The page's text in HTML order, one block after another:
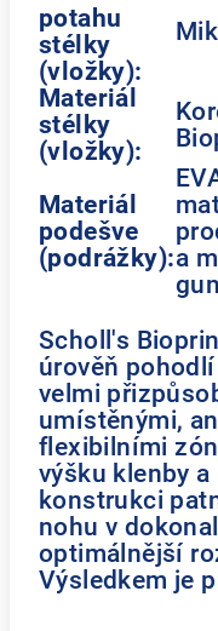
potahu
stélky
(vložky):
Materiál
stélky
(vložky):
Materiál
podešve
(podrážky):a
Scholl's
úrověň
velmi
umístěnými,
flexibilními
výšku klenby
konstrukci
nohu v
optimálnější
Výsledkem je